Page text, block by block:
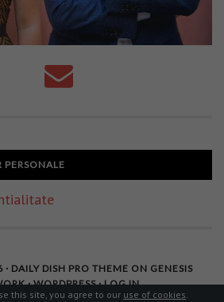
PERSONALE
· DAILY DISH PRO THEME ON GENESIS
·WORDPRESS·LOG IN
this site, you agree to our use of cookies.